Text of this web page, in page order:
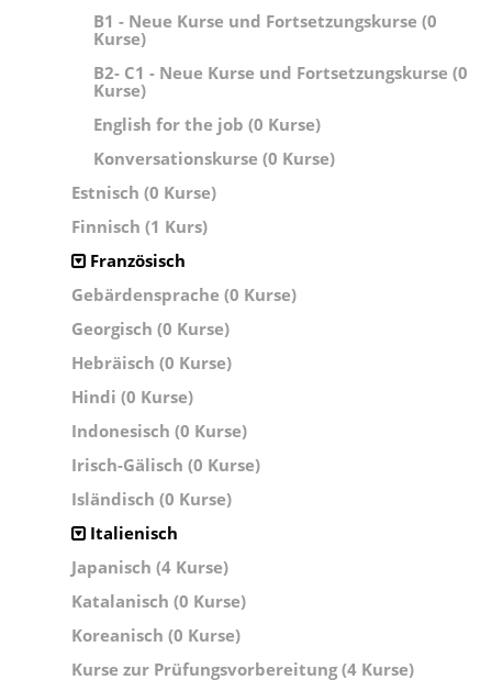
B1 - Neue Kurse und Fortsetzungskurse (0
Kurse)
B2- C1 - Neue Kurse und Fortsetzungskurse (0
Kurse)
English for the job (0 Kurse)
Konversationskurse (0 Kurse)
Estnisch (0 Kurse)
Finnisch (1 Kurs)
Französisch
Gebärdensprache (0 Kurse)
Georgisch (0 Kurse)
Hebräisch (0 Kurse)
Hindi (0 Kurse)
Indonesisch (0 Kurse)
Irisch-Gälisch (0 Kurse)
Isländisch (0 Kurse)
Italienisch
Japanisch (4 Kurse)
Katalanisch (0 Kurse)
Koreanisch (0 Kurse)
Kurse zur Prüfungsvorbereitung (4 Kurse)